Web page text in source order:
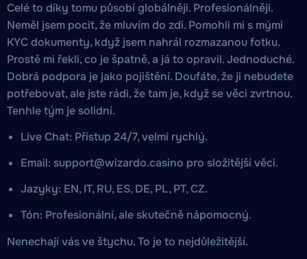
Celé to díky tomu působí globálněji. Profesionálněji.
Neměl jsem pocit, že mluvím do zdi. Pomohli mi s mými
KYC dokumenty, když jsem nahrál rozmazanou fotku.
Prostě mi řekli, co je špatně, a já to opravil. Jednoduché.
Dobrá podpora je jako pojištění. Doufáte, že ji nebudete
potřebovat, ale jste rádi, že tam je, když se věci zvrtnou.
Tenhle tým je solidní.
Live Chat: Přístup 24/7, velmi rychlý.
Email: support@wizardo.casino pro složitější věci.
Jazyky: EN, IT, RU, ES, DE, PL, PT, CZ.
Tón: Profesionální, ale skutečně nápomocný.
Nenechají vás ve štychu. To je to nejdůležitější.